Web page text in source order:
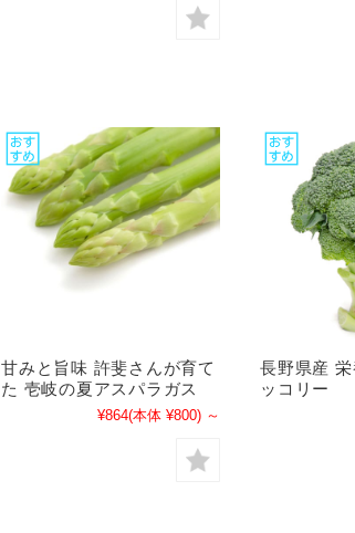
甘みと旨味 許斐さんが育て
た 壱岐の夏アスパラガス
¥864(本体 ¥800) ～
長野県産
ッコリー